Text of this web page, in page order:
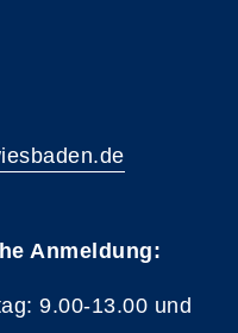
Anmeldung:
9.00-13.00 und